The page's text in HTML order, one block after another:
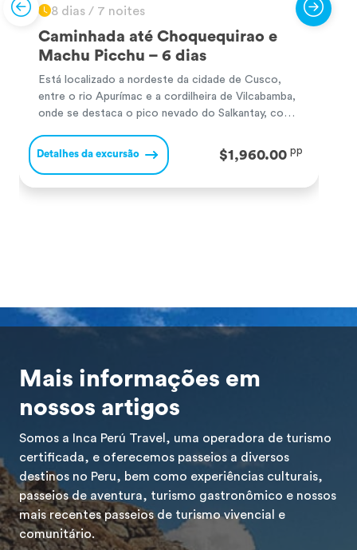
8 dias / 7 noites
Caminhada até Choquequirao e
Machu Picchu – 6 dias
Está localizado a nordeste da cidade de Cusco,
entre o rio Apurímac e a cordilheira de Vilcabamba,
onde se destaca o pico nevado do Salkantay, com
biodiversidade que esta caminhada oferece inclui
avistamentos de espécies ameaçadas de extinção,
Detalhes da excursão $1,960.00 pp
Mais informações em
nossos artigos
Somos a Inca Perú Travel, uma operadora de turismo
certificada, e oferecemos passeios a diversos
destinos no Peru, bem como experiências culturais,
passeios de aventura, turismo gastronômico e nossos
mais recentes passeios de turismo vivencial e
comunitário.